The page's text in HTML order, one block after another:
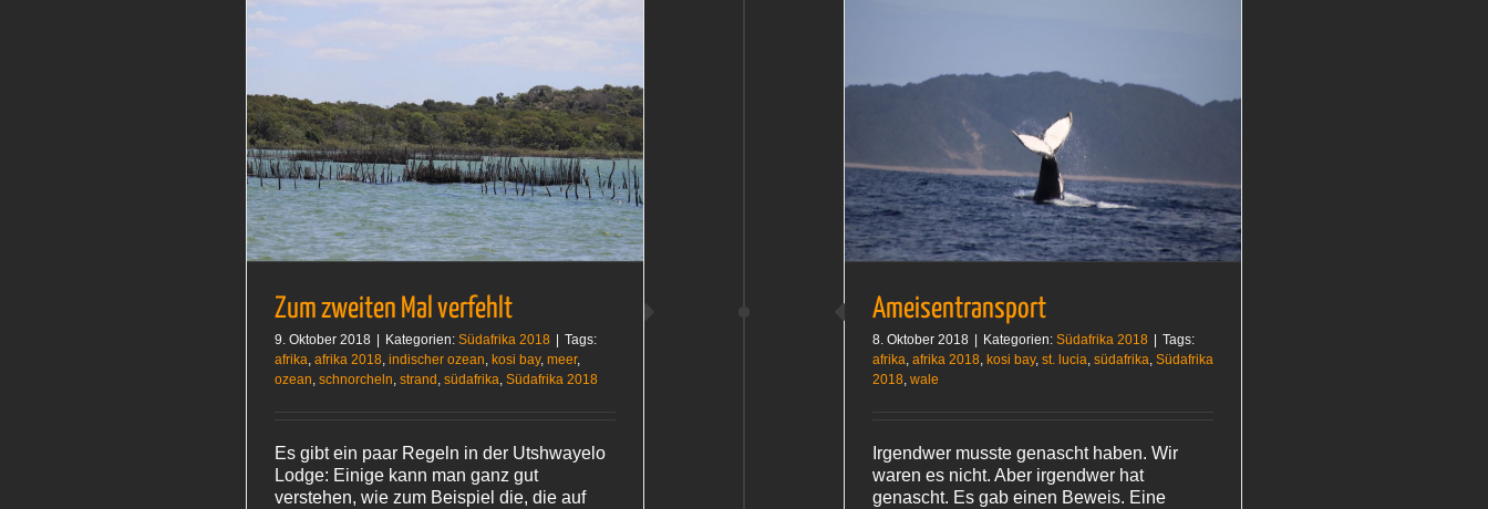
Zum zweiten Mal verfehlt
9. Oktober 2018 Kategorien: Südafrika 2018
Tags:
afrika, afrika 2018, indischer ozean, kosi bay, meer,
ozean, schnorcheln, strand , südafrika, Südafrika 2018
Es gibt ein paar Regeln in der Utshwayelo
Lodge: Einige kann man ganz gut
verstehen, wie zum Beispiel die, die auf
Ameisentransport
Südafrika 2018
Ameisentransport
8. Oktober 2018 Kategorien: Südafrika 2018
Tags:
afrika, afrika 2018, kosi bay, st. lucia, südafrika, Südafrika
2018, wale
Irgendwer musste genascht haben. Wir
waren es nicht. Aber irgendwer hat
genascht. Es gab einen Beweis. Eine